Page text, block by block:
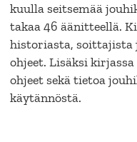
kuulla seitsemää
takaa 46 äänitteellä.
historiasta, soittajista
ohjeet. Lisäksi
ohjeet sekä tietoa
käytännöstä.